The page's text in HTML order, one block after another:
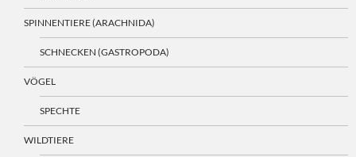
SPINNENTIERE (ARACHNIDA)
SCHNECKEN (GASTROPODA)
VÖGEL
SPECHTE
WILDTIERE